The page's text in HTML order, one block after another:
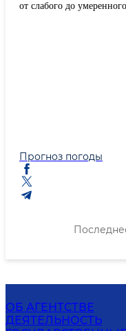
от слабого до
Прогноз погоды
ОБ АГЕНТСТВЕ
ДЕЯТЕЛЬНОСТЬ